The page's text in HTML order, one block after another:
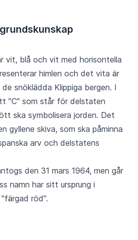
vit, blå och vit med horisontella
himlen och det vita är
snöklädda Klippiga bergen. I
"C" som står för delstaten
ska symbolisera jorden. Det
gyllene skiva, som ska påminna
arv och delstatens
den 31 mars 1964, men går
namn har sitt ursprung i
röd".